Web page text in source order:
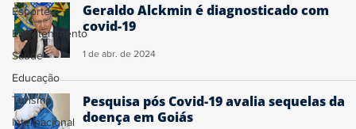
Esporte
Entretenimento
Saúde
Educação
Turismo
Internacional
Geraldo Alckmin é diagnosticado com
covid-19
1 de abr. de 2024
Pesquisa pós Covid-19 avalia sequelas da
doença em Goiás